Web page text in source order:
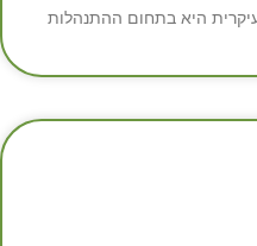
היא בתחום ההתנהלות